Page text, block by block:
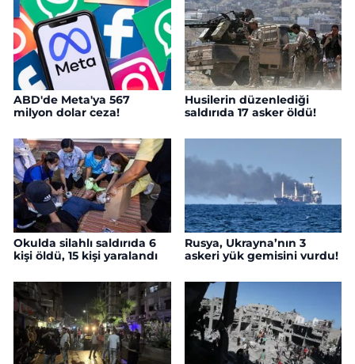
ABD'de Meta'ya 567
milyon dolar ceza!
Husilerin düzenlediği
saldırıda 17 asker öldü!
Okulda silahlı saldırıda 6
kişi öldü, 15 kişi yaralandı
Rusya, Ukrayna’nın 3
askeri yük gemisini vurdu!